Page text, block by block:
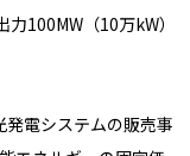
100MW（10万kW）
電システムの販売事